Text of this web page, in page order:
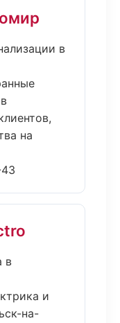
в
на
в
и
на-